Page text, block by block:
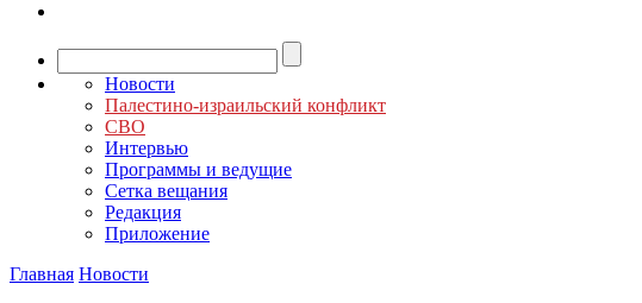
Новости
Палестино-израильский конфликт
СВО
Интервью
Программы и ведущие
Сетка вещания
Редакция
Приложение
Главная Новости